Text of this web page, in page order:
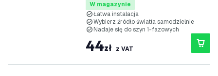
W magazynie
Łatwa instalacja
Wybierz źródło światła samodzielnie
Nadaje się do szyn 1-fazowych
44zł z VAT